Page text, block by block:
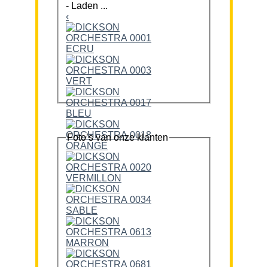
- Laden ...
‹
Foto’s van onze klanten